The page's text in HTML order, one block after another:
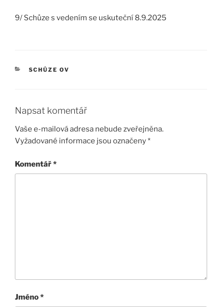
9/ Schůze s vedením se uskuteční 8.9.2025
RUBRIKY
SCHŮZE OV
Napsat komentář
Vaše e-mailová adresa nebude zveřejněna.
Vyžadované informace jsou označeny*
Komentář*
Jméno*